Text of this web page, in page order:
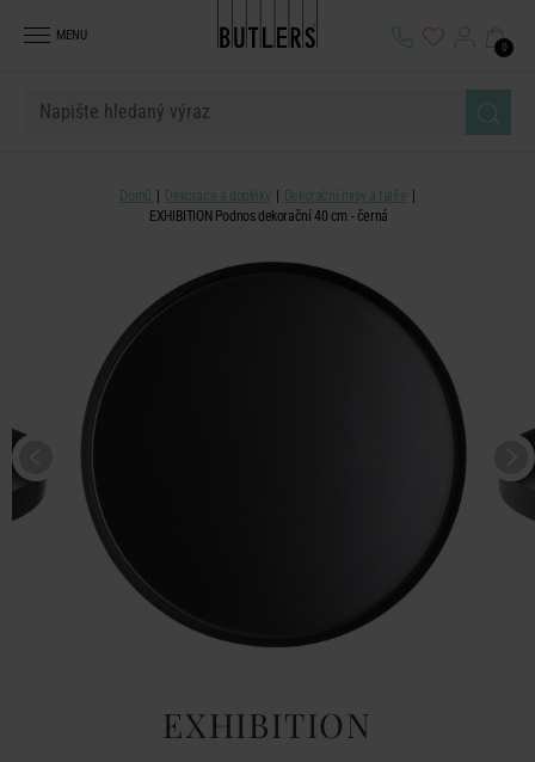
MENU
0
Domů Dekorace a doplňky
Dekorační mísy a talíře
EXHIBITION Podnos dekorační 40 cm - černá
EXHIBITION